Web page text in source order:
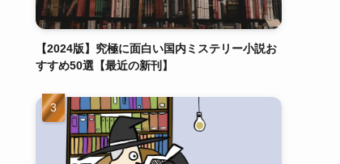
【2024版】究極に面白い国内ミステリー小説お
すすめ50選【最近の新刊】